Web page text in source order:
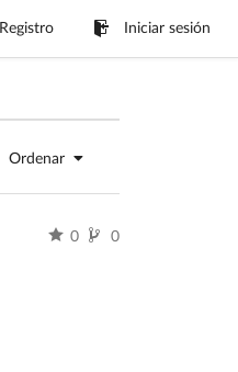
Registro Iniciar sesión
Ordenar
0 0